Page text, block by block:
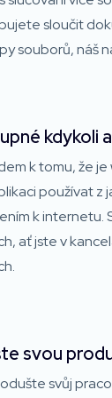
sloučit
souborů, náš
kdykoli
k tomu, že
používat z
k internetu.
ať jste v
svou
svůj